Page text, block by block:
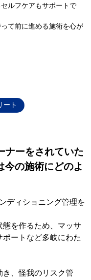
ルフケアもサポートで
て前に進める施術を心が
ート
ナーをされていた
今の施術にどのよ
ディショニング管理を
態を作るため、マッサ
ートなど多岐にわた
き、怪我のリスク管